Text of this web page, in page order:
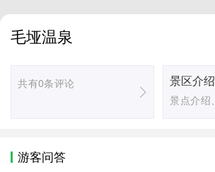
毛垭温泉
共有0条评论 景区介绍
游客问答